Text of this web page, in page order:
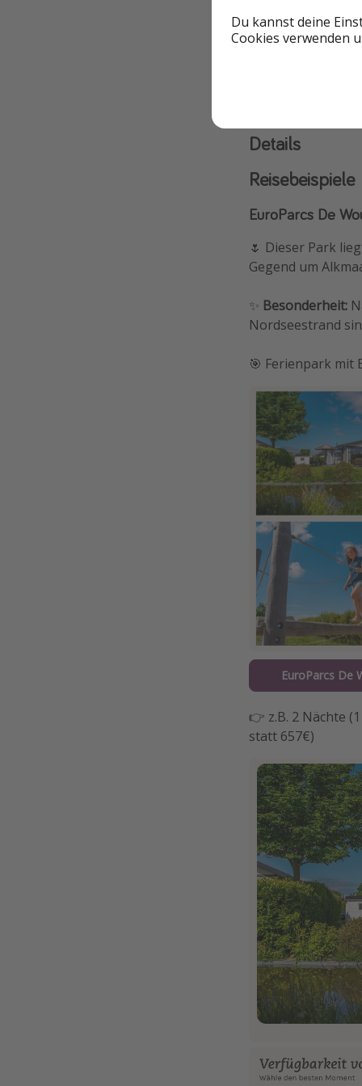
Details
Reisebeispiele
EuroParcs De
🌷 Dieser Park
Gegend um
✨ Besonderheit:
Nordseestrand
🎯 Ferienpark mit
EuroParcs De
👉 z.B. 2 Nächte
statt 657€)
Du kannst deine
Cookies verwenden